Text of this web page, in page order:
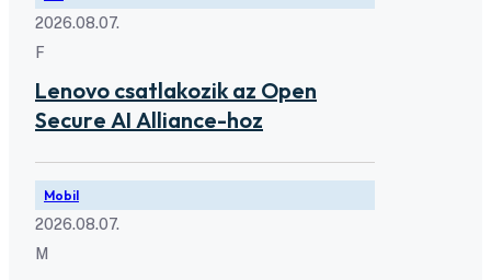
2026.08.07.
F
Lenovo csatlakozik az Open
Secure AI Alliance-hoz
Mobil
2026.08.07.
M